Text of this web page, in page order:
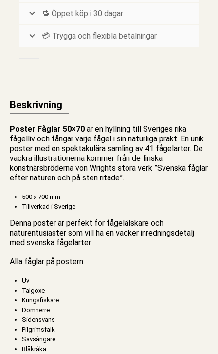
🔁 Öppet köp i 30 dagar
💳 Trygga och flexibla betalningar
Beskrivning
Poster Fåglar 50×70 är en hyllning till Sveriges rika
fågelliv och fångar varje fågel i sin naturliga prakt. En unik
poster med en spektakulära samling av 41 fågelarter. De
vackra illustrationerna kommer från de finska
konstnärsbröderna von Wrights stora verk ”Svenska fåglar
efter naturen och på sten ritade”.
500 x 700 mm
Tillverkad i Sverige
Denna poster är perfekt för fågelälskare och
naturentusiaster som vill ha en vacker inredningsdetalj
med svenska fågelarter.
Alla fåglar på postern:
Uv
Talgoxe
Kungsfiskare
Domherre
Sidensvans
Pilgrimsfalk
Sävsångare
Blåkråka